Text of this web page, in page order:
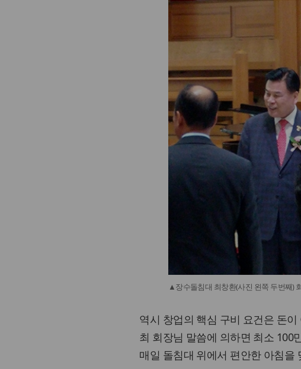
▲장수돌침대 최창환(사진 왼쪽 두번째)
역시 창업의 핵심 구비 요건은 돈이
최 회장님 말씀에 의하면 최소 100
매일 돌침대 위에서 편안한 아침을